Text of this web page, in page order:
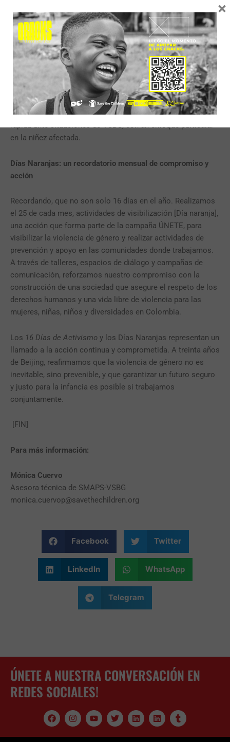
Save the Children hace un llamado a las instituciones,
organizaciones de la sociedad civil y a cada persona en
Colombia, a sumarse a los esfuerzos para prevenir la
violencia de género, especialmente el feminicidio y las
violencias sexuales hacía las niñeces. En el marco de los16
Días de Activismo
y del trigésimo aniversario de la
Plataforma de Beijing, es crucial intensificar los esfuerzos
para erradicar todas las formas de violencia, aplicando
políticas públicas que garanticen una respuesta integral y
rápida ante situaciones de VSBG, con un enfoque particular
en la niñez afectada.
Días Naranjas: un recordatorio mensual de compromiso y
acción
Recordando, que no son solo 16 días en el año. Realizamos
el 25 de cada mes, actividades de visibilización [Día naranja],
una acción que forma parte de la campaña ÚNETE, para
visibilizar la violencia de género y realizar actividades de
prevención y apoyo en las comunidades donde trabajamos.
A través de talleres, espacios de diálogo y campañas de
comunicación, reforzamos nuestro compromiso con la
construcción de una sociedad que asegure el respeto de los
derechos humanos y una vida libre de violencia para las
mujeres, niñas, niños y diversidades en Colombia.
Los 16 Días de Activismo y los Días Naranjas representan un
llamado a la acción continua y comprometida. A treinta años
de Beijing, reafirmamos que la violencia de género no es
inevitable, sino prevenible, y que garantizar un futuro seguro
y justo para la infancia es posible si trabajamos
conjuntamente.
[FIN]
Para más información:
Mónica Cuervo
Asesora técnica de SMAPS-VSBG
monica.cuervop@savethechildren.org
Facebook Twitter
LinkedIn WhatsApp
Telegram
ÚNETE A NUESTRA CONVERSACIÓN EN
REDES SOCIALES!
F
a
c
e
I
n
s
t
Y
o
u
t
T
w
i
t
L
i
n
k
L
i
n
k
T
u
m
b
×